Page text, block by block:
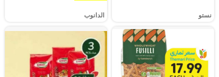
نستو الدانوب